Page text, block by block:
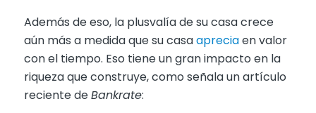
Además de eso, la plusvalía de su casa crece
aún más a medida que su casaapreciaen valor
con el tiempo. Eso tiene un gran impacto en la
riqueza que construye, como señala un artículo
reciente deBankrate: